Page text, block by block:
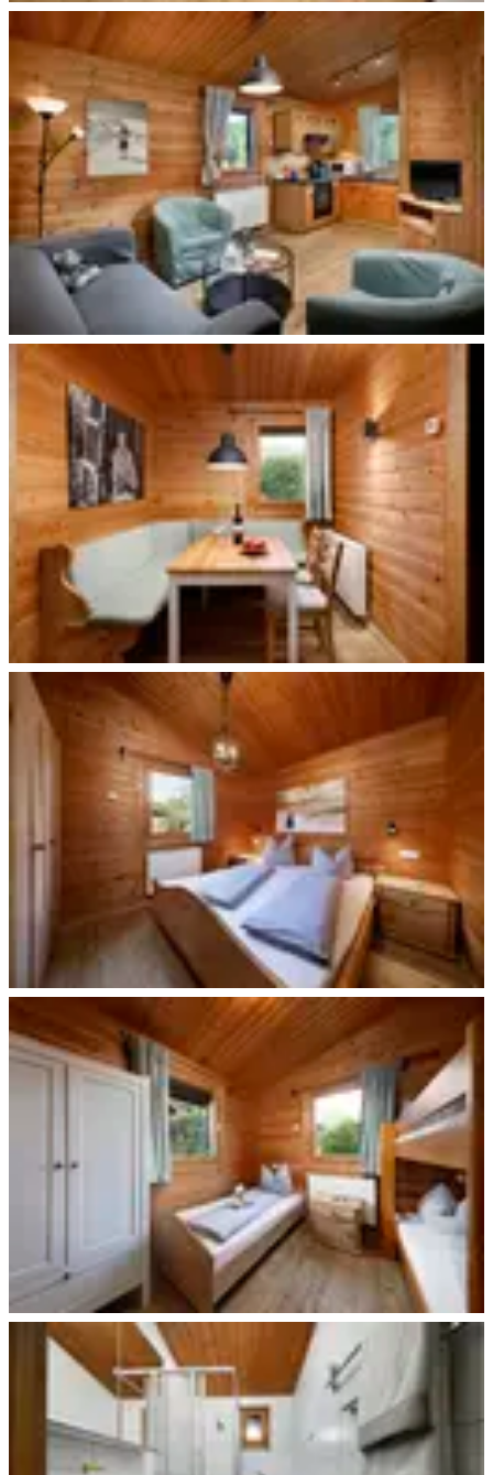
Beispiel Wohnen
Beispiel Wohnen
Beispiel Essen
Beispiel Schlafen
Beispiel Schlafen Kinder